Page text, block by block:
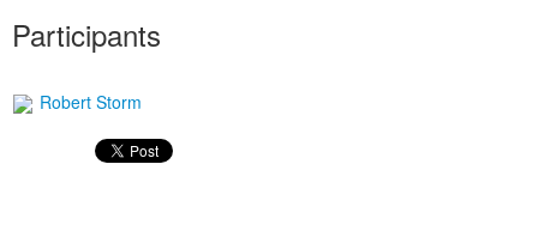
Participants
Robert Storm